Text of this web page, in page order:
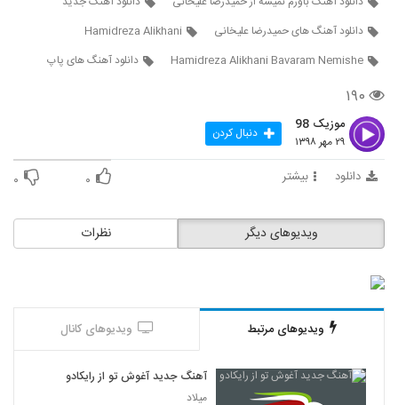
129
دانلود آهنگ مهدی یاسینی تصمیم
131
Amin Rafiee Hey Nagoo Nemiram
۲۱۰ بازدید
132
133
Mehdi Yaghmaei Tamasha Kon
دانلود آهنگ های حمیدرضا علیخانی
Hamidreza Alikhani
Hamidreza Alikhani Bavaram Nemishe
دانلود آهنگ های پاپ
۱۹۰
موزیک 98
۲۹ مهر ۱۳۹۸ دنبال کردن
دانلود بیشتر ۰ ۰
نظرات ویدیوهای دیگر
ویدیوهای مرتبط ویدیوهای کانال
آهنگ جدید آغوش تو از رایکادو
میلاد